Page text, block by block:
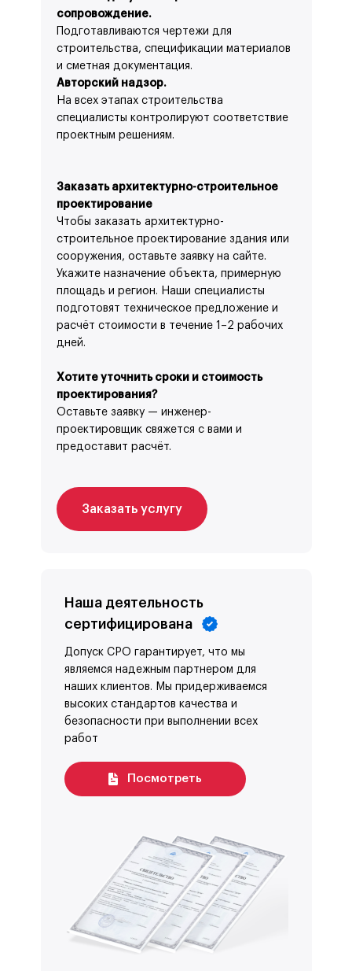
сопровождение.
Подготавливаются чертежи для
строительства, спецификации материалов
и сметная документация.
Авторский надзор.
На всех этапах строительства
специалисты контролируют соответствие
проектным решениям.
Заказать архитектурно-строительное
проектирование
Чтобы заказать архитектурно-
строительное проектирование здания или
сооружения, оставьте заявку на сайте.
Укажите назначение объекта, примерную
площадь и регион. Наши специалисты
подготовят техническое предложение и
расчёт стоимости в течение 1–2 рабочих
дней.
Хотите уточнить сроки и стоимость
проектирования?
Оставьте заявку — инженер-
проектировщик свяжется с вами и
предоставит расчёт.
Заказать услугу
Наша деятельность
сертифицирована
Допуск СРО гарантирует, что мы
являемся надежным партнером для
наших клиентов. Мы придерживаемся
высоких стандартов качества и
безопасности при выполнении всех
работ
Посмотреть